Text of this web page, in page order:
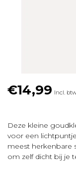
€14,99 Incl.
Deze kleine
voor een
meest herkenbare
om zelf dicht bij je